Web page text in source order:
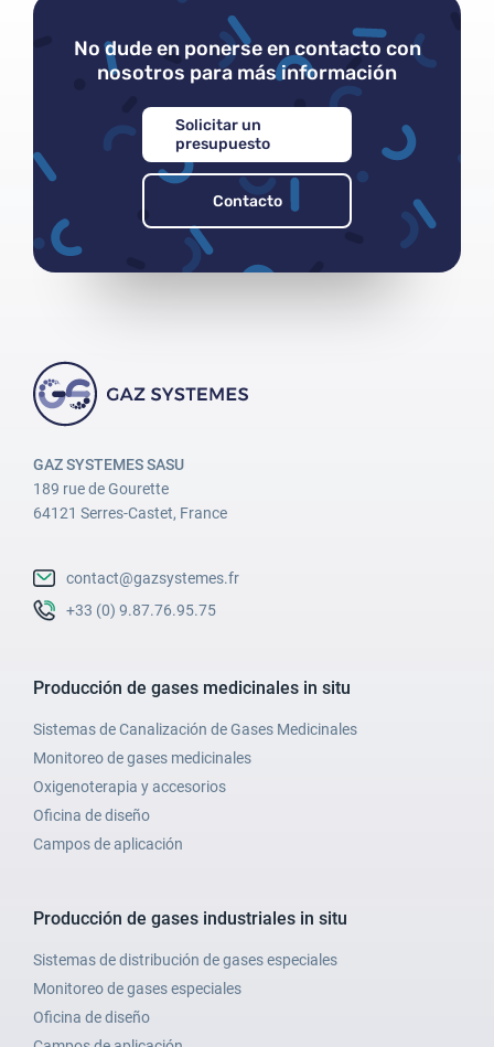
No dude en ponerse en contacto con
nosotros para más información
Solicitar un
presupuesto
Contacto
GAZ SYSTEMES SASU
189 rue de Gourette
64121 Serres-Castet, France
contact@gazsystemes.fr
+33 (0) 9.87.76.95.75
Producción de gases medicinales in situ
Sistemas de Canalización de Gases Medicinales
Monitoreo de gases medicinales
Oxigenoterapia y accesorios
Oficina de diseño
Campos de aplicación
Producción de gases industriales in situ
Sistemas de distribución de gases especiales
Monitoreo de gases especiales
Oficina de diseño
Acceso